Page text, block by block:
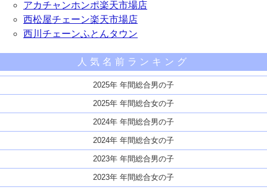
アカチャンホンポ楽天市場店
西松屋チェーン楽天市場店
西川チェーンふとんタウン
人気名前ランキング
2025年 年間総合男の子
2025年 年間総合女の子
2024年 年間総合男の子
2024年 年間総合女の子
2023年 年間総合男の子
2023年 年間総合女の子